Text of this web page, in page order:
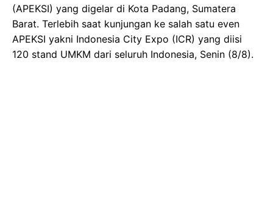
(APEKSI) yang digelar di Kota Padang, Sumatera
Barat. Terlebih saat kunjungan ke salah satu even
APEKSI yakni Indonesia City Expo (ICR) yang diisi
120 stand UMKM dari seluruh Indonesia, Senin (8/8).